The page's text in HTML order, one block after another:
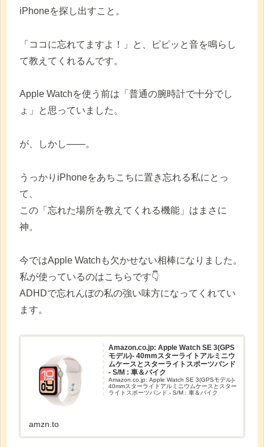
iPhoneを探し出すこと。
「ココに忘れてますよ！」と、ピピッと音を鳴らし
て教えてくれるんです。
Apple Watchを使う前は「普通の腕時計で十分でし
ょ」と思っていました。
が、しかし——。
うっかりiPhoneをあちこちに置き忘れる私にとっ
て、
この「忘れた場所を教えてくれる機能」はまさに
神。
今ではApple Watchも欠かせない相棒になりました。
私が使っているのはこちらです👇️
ADHDで忘れんぼの私の強い味方になってくれてい
ます。
Amazon.co.jp: Apple Watch SE 3(GPS
モデル)- 40mmスターライトアルミニウ
ムケースとスターライトスポーツバンド
- S/M : 車＆バイク
Amazon.co.jp: Apple Watch SE 3(GPSモデル)-
40mmスターライトアルミニウムケースとスター
ライトスポーツバンド - S/M : 車＆バイク
amzn.to